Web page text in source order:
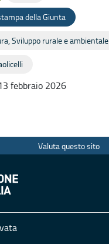
della Giunta
Sviluppo rurale e ambientale
febbraio 2026
Valuta questo sito